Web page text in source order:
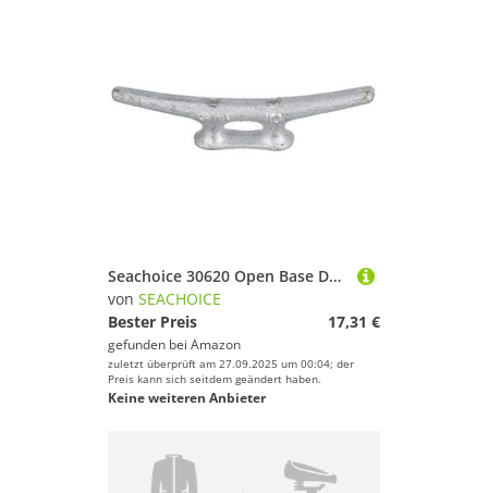
Seachoice 30620 Open Base Dock Cleat verzinktes graues Eisen, 25,4 cm, Einheitsgröße
von SEACHOICE
Bester Preis
17,31 €
gefunden bei Amazon
zuletzt überprüft am 27.09.2025 um 00:04; der
Preis kann sich seitdem geändert haben.
Keine weiteren Anbieter